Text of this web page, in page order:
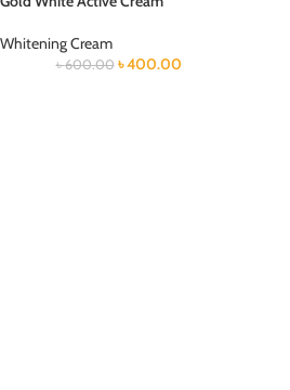
Whitening Cream
৳600.00 ৳400.00